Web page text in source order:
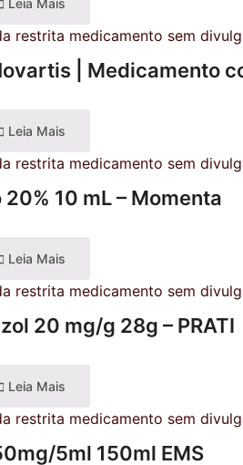
| Medicamento
Leia Mais
10 mL – Momenta
Leia Mais
20 mg/g 28g – PRATI
Leia Mais
5ml 150ml EMS